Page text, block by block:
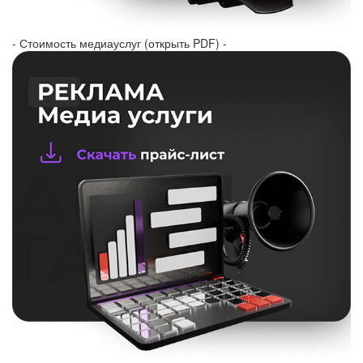
- Стоимость медиауслуг (открыть PDF) -